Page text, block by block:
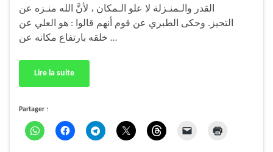
القدر والـمنـزلة لا علو الـمكان ، لأنَّ الله منـزه عن
التحيز. وحكى الطبري عن قوم أنهم قالوا : هو العلي عن
خلقه بارتفاع مكانه عن …
Lire la suite
Partager :